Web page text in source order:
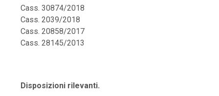
Cass. 30874/2018
Cass. 2039/2018
Cass. 20858/2017
Cass. 28145/2013
Disposizioni rilevanti.